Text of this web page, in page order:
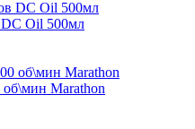
DC Oil 500мл
Marathon